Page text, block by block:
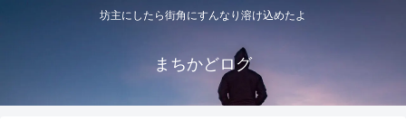
坊主にしたら街角にすんなり溶け込めたよ
まちかどログ